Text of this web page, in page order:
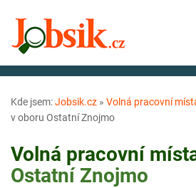
Kde jsem:Jobsik.cz » Volná pracovní
v oboru Ostatní Znojmo
Volná pracovní
Ostatní Znojmo